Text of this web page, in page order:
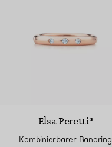
Elsa Peretti®
Kombinierbarer Bandring